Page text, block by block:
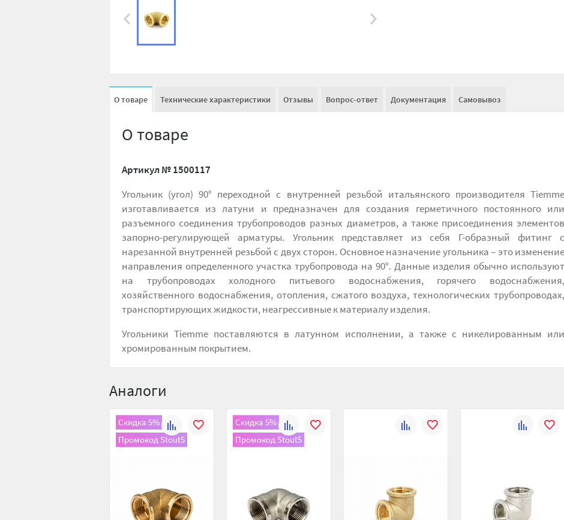
О товаре Технические характеристики Отзывы Вопрос-ответ Документация Самовывоз
О товаре
Артикул №1500117
Угольник (угол) 90° переходной с внутренней резьбой итальянского производителя Tiemme
изготавливается из латуни и предназначен для создания герметичного постоянного или
разъемного соединения трубопроводов разных диаметров, а также присоединения элементов
запорно-регулирующей арматуры. Угольник представляет из себя Г-образный фитинг с
нарезанной внутренней резьбой с двух сторон. Основное назначение угольника – это изменение
направления определенного участка трубопровода на 90°. Данные изделия обычно используют
на трубопроводах холодного питьевого водоснабжения, горячего водоснабжения,
хозяйственного водоснабжения, отопления, сжатого воздуха, технологических трубопроводах,
транспортирующих жидкости, неагрессивные к материалу изделия.
Угольники Tiemme поставляются в латунном исполнении, а также с никелированным или
хромированным покрытием.
Аналоги
Скидка 5%
Промокод Stout5
К
сравнению
Скидка 5%
Промокод Stout5
К
сравнению